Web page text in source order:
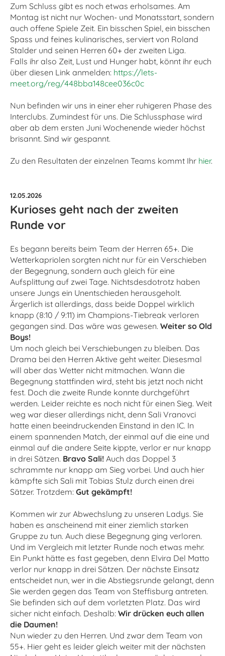
Zum Schluss gibt es noch etwas erholsames. Am
Montag ist nicht nur Wochen- und Monatsstart, sondern
auch offene Spiele Zeit. Ein bisschen Spiel, ein bisschen
Spass und feines kulinarisches, serviert von Roland
Stalder und seinen Herren 60+ der zweiten Liga.
Falls ihr also Zeit, Lust und Hunger habt, könnt ihr euch
über diesen Link anmelden: https://lets-
meet.org/reg/448bba148cee036c0c
Nun befinden wir uns in einer eher ruhigeren Phase des
Interclubs. Zumindest für uns. Die Schlussphase wird
aber ab dem ersten Juni Wochenende wieder höchst
brisannt. Sind wir gespannt.
Zu den Resultaten der einzelnen Teams kommt Ihr hier.
12.05.2026
Kurioses geht nach der zweiten
Runde vor
Es begann bereits beim Team der Herren 65+. Die
Wetterkapriolen sorgten nicht nur für ein Verschieben
der Begegnung, sondern auch gleich für eine
Aufsplittung auf zwei Tage. Nichtsdesdotrotz haben
unsere Jungs ein Unentschieden herausgeholt.
Ärgerlich ist allerdings, dass beide Doppel wirklich
knapp (8:10 / 9:11) im Champions-Tiebreak verloren
gegangen sind. Das wäre was gewesen. Weiter so Old
Boys!
Um noch gleich bei Verschiebungen zu bleiben. Das
Drama bei den Herren Aktive geht weiter. Diesesmal
will aber das Wetter nicht mitmachen. Wann die
Begegnung stattfinden wird, steht bis jetzt noch nicht
fest. Doch die zweite Runde konnte durchgeführt
werden. Leider reichte es noch nicht für einen Sieg. Weit
weg war dieser allerdings nicht, denn Sali Vranovci
hatte einen beeindruckenden Einstand in den IC. In
einem spannenden Match, der einmal auf die eine und
einmal auf die andere Seite kippte, verlor er nur knapp
in drei Sätzen. Bravo Sali! Auch das Doppel 3
schrammte nur knapp am Sieg vorbei. Und auch hier
kämpfte sich Sali mit Tobias Stulz durch einen drei
Sätzer. Trotzdem: Gut gekämpft!
Kommen wir zur Abwechslung zu unseren Ladys. Sie
haben es anscheinend mit einer ziemlich starken
Gruppe zu tun. Auch diese Begegnung ging verloren.
Und im Vergleich mit letzter Runde noch etwas mehr.
Ein Punkt hätte es fast gegeben, denn Elvira Del Matto
verlor nur knapp in drei Sätzen. Der nächste Einsatz
entscheidet nun, wer in die Abstiegsrunde gelangt, denn
Sie werden gegen das Team von Steffisburg antreten.
Sie befinden sich auf dem vorletzten Platz. Das wird
sicher nicht einfach. Deshalb: Wir drücken euch allen
die Daumen!
Nun wieder zu den Herren. Und zwar dem Team von
55+. Hier geht es leider gleich weiter mit der nächsten